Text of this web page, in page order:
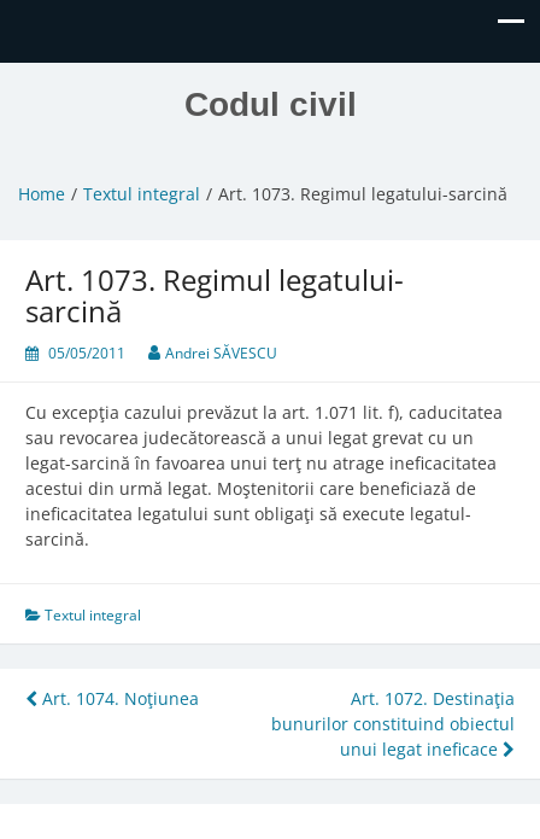
Codul civil
Home Textul integral Art. 1073. Regimul legatului-sarcină
Art. 1073. Regimul legatului-
sarcină
05/05/2011 Andrei SĂVESCU
Cu excepţia cazului prevăzut la art. 1.071 lit. f), caducitatea
sau revocarea judecătorească a unui legat grevat cu un
legat-sarcină în favoarea unui terţ nu atrage ineficacitatea
acestui din urmă legat. Moştenitorii care beneficiază de
ineficacitatea legatului sunt obligaţi să execute legatul-
sarcină.
Textul integral
Post
Art. 1074. Noţiunea
Art. 1072. Destinaţia
bunurilor constituind obiectul
unui legat ineficace